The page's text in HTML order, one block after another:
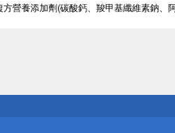
方營養添加劑(碳酸鈣、羧甲基纖維素鈉、